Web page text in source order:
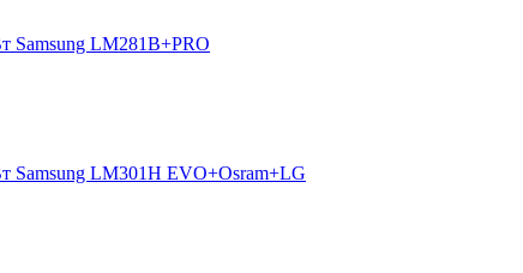
Samsung LM281B+PRO
Samsung LM301H EVO+Osram+LG